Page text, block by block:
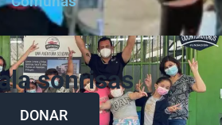
sonrisas
DONAR